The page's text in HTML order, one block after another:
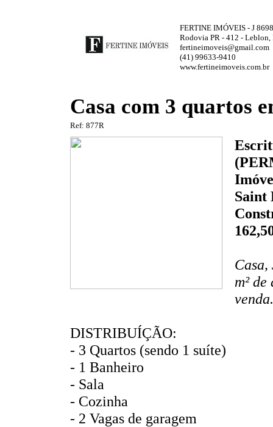
FERTINE IMÓVEIS - J 8698
Rodovia PR - 412 - Leblon,
fertineimoveis@gmail.com
(41) 99633-9410
www.fertineimoveis.com.br
Casa com 3 quartos
Ref: 877R
Saint
m²
DISTRIBUÍÇÃO:
- 3 Quartos (sendo 1 suíte)
- 1 Banheiro
- Sala
- Cozinha
- 2 Vagas de garagem